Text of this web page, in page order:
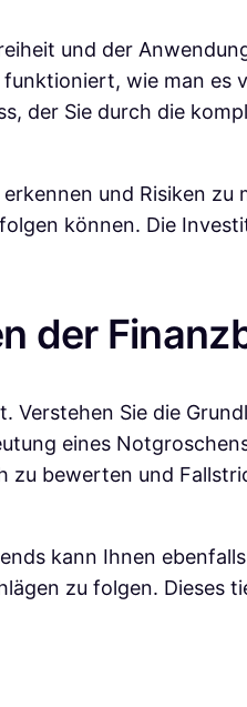
und der
wie man
der Sie durch die
und Risiken
können. Die
der
Sie die
eines
bewerten und
kann Ihnen
zu folgen. Dieses